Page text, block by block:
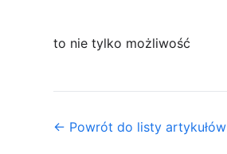
to nie tylko możliwość
← Powrót do listy artykułów